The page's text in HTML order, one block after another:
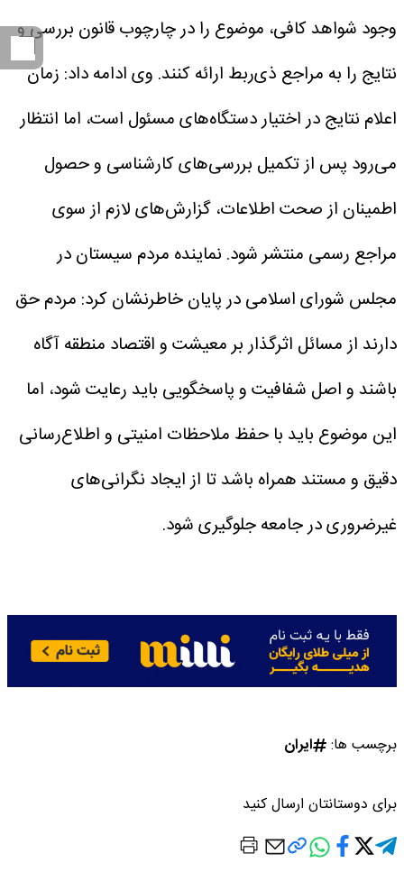
وجود شواهد کافی، موضوع را در چارچوب قانون بررسی و
نتایج را به مراجع ذی‌ربط ارائه کنند. وی ادامه داد: زمان
اعلام نتایج در اختیار دستگاه‌های مسئول است، اما انتظار
می‌رود پس از تکمیل بررسی‌های کارشناسی و حصول
اطمینان از صحت اطلاعات، گزارش‌های لازم از سوی
مراجع رسمی منتشر شود. نماینده مردم سیستان در
مجلس شورای اسلامی در پایان خاطرنشان کرد: مردم حق
دارند از مسائل اثرگذار بر معیشت و اقتصاد منطقه آگاه
باشند و اصل شفافیت و پاسخگویی باید رعایت شود، اما
این موضوع باید با حفظ ملاحظات امنیتی و اطلاع‌رسانی
دقیق و مستند همراه باشد تا از ایجاد نگرانی‌های
غیرضروری در جامعه جلوگیری شود.
برچسب ها: ایران
برای دوستانتان ارسال کنید